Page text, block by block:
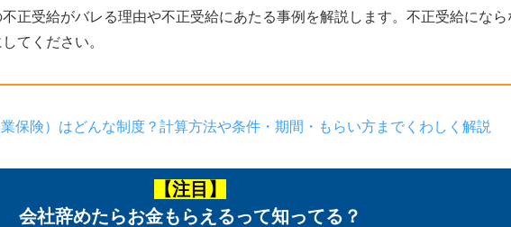
正受給がバレる理由や不正受給にあたる事例を解説します。不正受給になら
てください。
保険）はどんな制度？計算方法や条件・期間・もらい方までくわしく解説
【注目】
会社辞めたらお金もらえるって知ってる？